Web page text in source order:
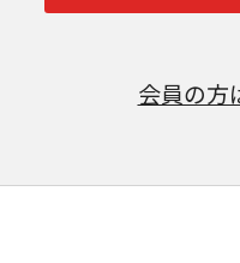
会員の方